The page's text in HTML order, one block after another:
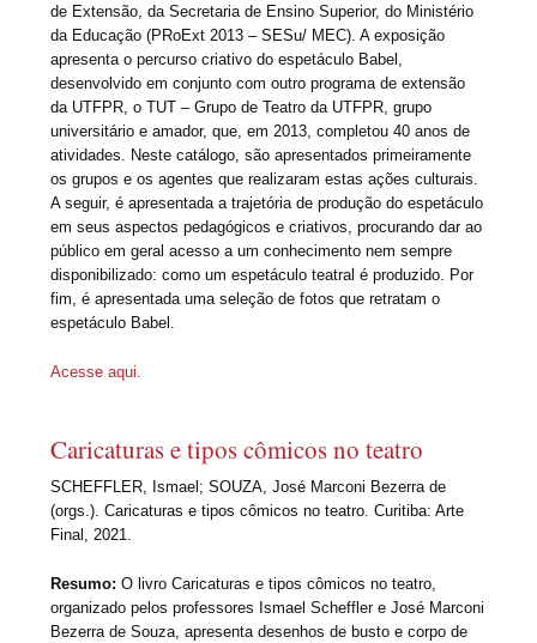
de Extensão, da Secretaria de Ensino Superior, do Ministério
da Educação (PRoExt 2013 – SESu/ MEC). A exposição
apresenta o percurso criativo do espetáculo Babel,
desenvolvido em conjunto com outro programa de extensão
da UTFPR, o TUT – Grupo de Teatro da UTFPR, grupo
universitário e amador, que, em 2013, completou 40 anos de
atividades. Neste catálogo, são apresentados primeiramente
os grupos e os agentes que realizaram estas ações culturais.
A seguir, é apresentada a trajetória de produção do espetáculo
em seus aspectos pedagógicos e criativos, procurando dar ao
público em geral acesso a um conhecimento nem sempre
disponibilizado: como um espetáculo teatral é produzido. Por
fim, é apresentada uma seleção de fotos que retratam o
espetáculo Babel.
Acesse aqui.
Caricaturas e tipos cômicos no teatro
SCHEFFLER, Ismael; SOUZA, José Marconi Bezerra de
(orgs.). Caricaturas e tipos cômicos no teatro. Curitiba: Arte
Final, 2021.
Resumo: O livro Caricaturas e tipos cômicos no teatro,
organizado pelos professores Ismael Scheffler e José Marconi
Bezerra de Souza, apresenta desenhos de busto e corpo de